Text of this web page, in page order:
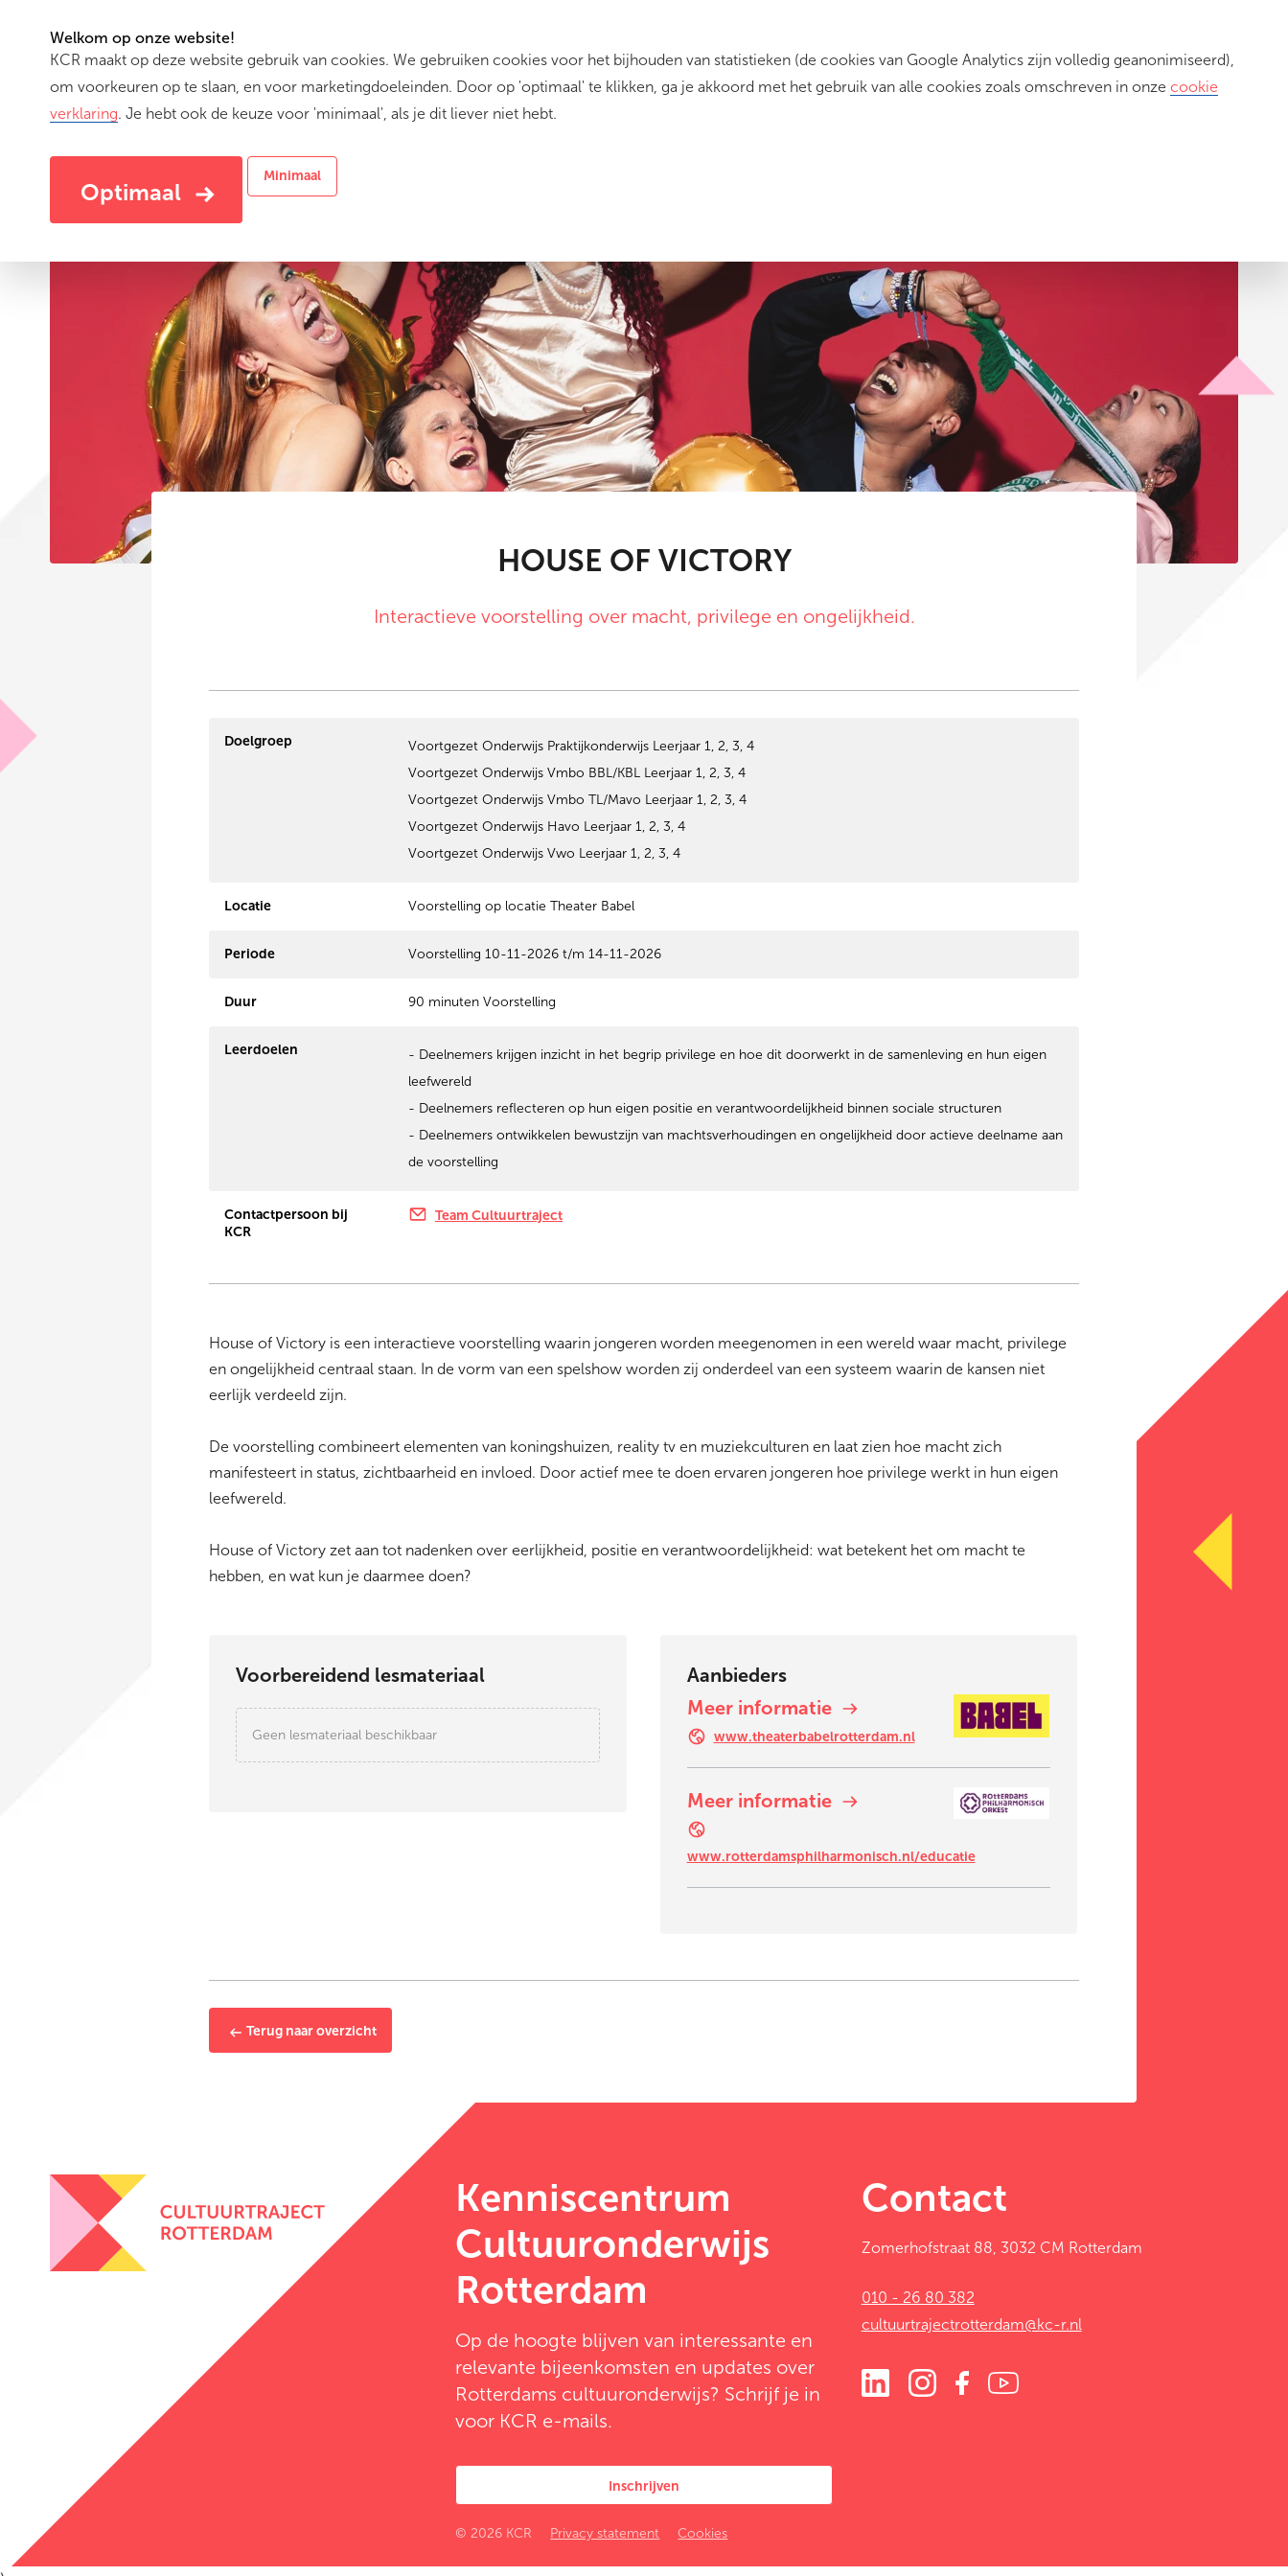
Welkom op onze website!
KCR maakt op deze website gebruik van cookies. We gebruiken cookies voor het bijhouden van statistieken (de cookies van Google Analytics zijn volledig geanonimiseerd),
om voorkeuren op te slaan, en voor marketingdoeleinden. Door op 'optimaal' te klikken, ga je akkoord met het gebruik van alle cookies zoals omschreven in onze cookie
verklaring. Je hebt ook de keuze voor 'minimaal', als je dit liever niet hebt.
Optimaal
Minimaal
Activiteiten(current)Zo werkt het Dit zijn wij Contact Inloggen
HOUSE OF VICTORY
Interactieve voorstelling over macht, privilege en ongelijkheid.
Doelgroep
Voortgezet Onderwijs Praktijkonderwijs Leerjaar 1, 2, 3, 4
Voortgezet Onderwijs Vmbo BBL/KBL Leerjaar 1, 2, 3, 4
Voortgezet Onderwijs Vmbo TL/Mavo Leerjaar 1, 2, 3, 4
Voortgezet Onderwijs Havo Leerjaar 1, 2, 3, 4
Voortgezet Onderwijs Vwo Leerjaar 1, 2, 3, 4
Locatie Voorstelling op locatie Theater Babel
Periode Voorstelling 10-11-2026 t/m 14-11-2026
Duur 90 minuten Voorstelling
Leerdoelen
- Deelnemers krijgen inzicht in het begrip privilege en hoe dit doorwerkt in de samenleving en hun eigen
leefwereld
- Deelnemers reflecteren op hun eigen positie en verantwoordelijkheid binnen sociale structuren
- Deelnemers ontwikkelen bewustzijn van machtsverhoudingen en ongelijkheid door actieve deelname aan
de voorstelling
Contactpersoon bij
KCR
Team Cultuurtraject
House of Victory is een interactieve voorstelling waarin jongeren worden meegenomen in een wereld waar macht, privilege
en ongelijkheid centraal staan. In de vorm van een spelshow worden zij onderdeel van een systeem waarin de kansen niet
eerlijk verdeeld zijn.
De voorstelling combineert elementen van koningshuizen, reality tv en muziekculturen en laat zien hoe macht zich
manifesteert in status, zichtbaarheid en invloed. Door actief mee te doen ervaren jongeren hoe privilege werkt in hun eigen
leefwereld.
House of Victory zet aan tot nadenken over eerlijkheid, positie en verantwoordelijkheid: wat betekent het om macht te
hebben, en wat kun je daarmee doen?
Voorbereidend lesmateriaal
Geen lesmateriaal beschikbaar
Aanbieders
Meer informatie
www.theaterbabelrotterdam.nl
Meer informatie
www.rotterdamsphilharmonisch.nl/educatie
Terug naar overzicht
Kenniscentrum
Cultuuronderwijs
Rotterdam
Op de hoogte blijven van interessante en
relevante bijeenkomsten en updates over
Rotterdams cultuuronderwijs? Schrijf je in
voor KCR e-mails.
Inschrijven
Contact
Zomerhofstraat 88, 3032 CM Rotterdam
010 - 26 80 382
cultuurtrajectrotterdam@kc-r.nl
© 2026 KCR Privacy statement Cookies